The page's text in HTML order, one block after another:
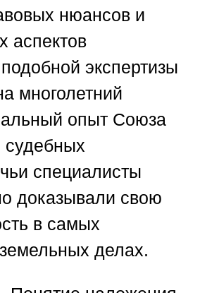
нюансов и
аспектов
экспертизы
многолетний
опыт Союза
специалисты
доказывали свою
в самых
делах.